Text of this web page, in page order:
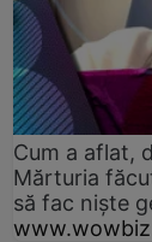
Cum a aflat,
Mărturia
să fac niște